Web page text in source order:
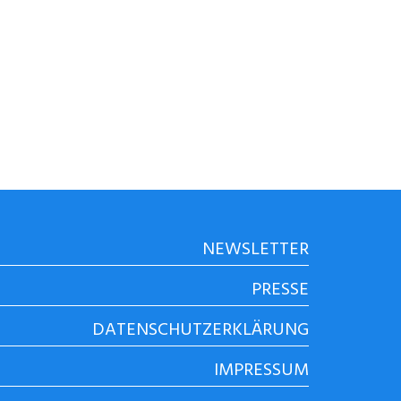
NEWSLETTER
PRESSE
DATENSCHUTZERKLÄRUNG
IMPRESSUM